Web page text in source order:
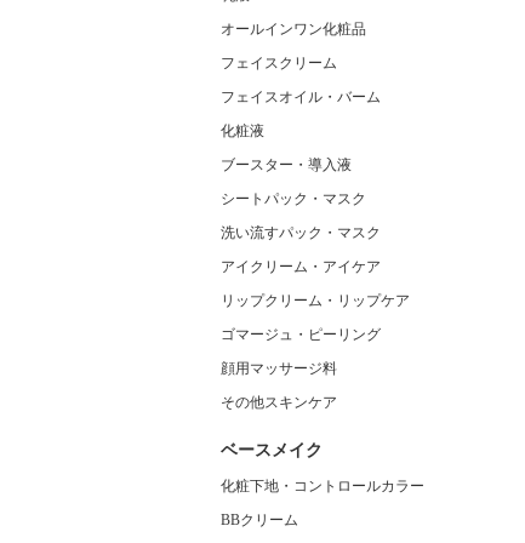
オールインワン化粧品
フェイスクリーム
フェイスオイル・バーム
化粧液
ブースター・導入液
シートパック・マスク
洗い流すパック・マスク
アイクリーム・アイケア
リップクリーム・リップケア
ゴマージュ・ピーリング
顔用マッサージ料
その他スキンケア
ベースメイク
化粧下地・コントロールカラー
BBクリーム